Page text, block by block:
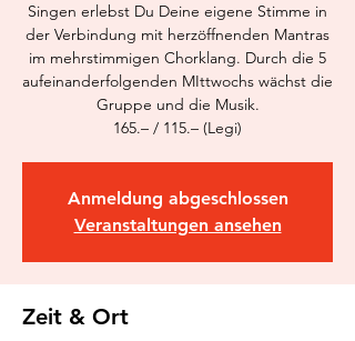
Singen erlebst Du Deine eigene Stimme in
der Verbindung mit herzöffnenden Mantras
im mehrstimmigen Chorklang. Durch die 5
aufeinanderfolgenden MIttwochs wächst die
Gruppe und die Musik.
165.– / 115.– (Legi)
Anmeldung abgeschlossen
Veranstaltungen ansehen
Zeit & Ort